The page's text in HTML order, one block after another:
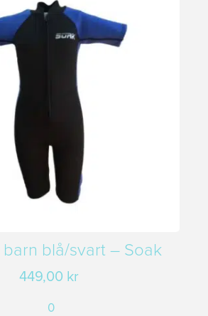
blå/svart – Soak
449,00 kr
0